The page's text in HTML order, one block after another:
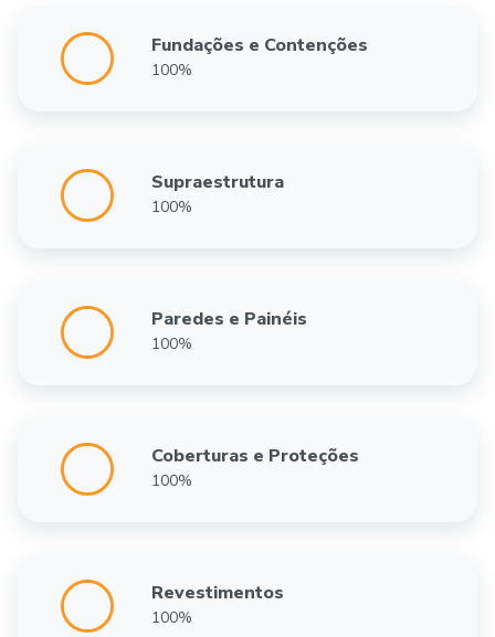
Fundações e Contenções
100%
Supraestrutura
100%
Paredes e Painéis
100%
Coberturas e Proteções
100%
Revestimentos
100%